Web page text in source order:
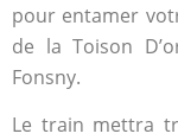
pour entamer
de la Toison
Fonsny.
Le train mettra